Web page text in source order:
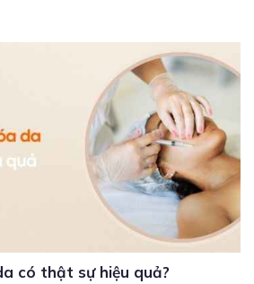
có thật sự hiệu quả?